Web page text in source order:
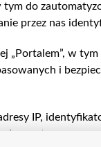
do
przez nas
„Portalem”, w
i
IP,
przetwarzane